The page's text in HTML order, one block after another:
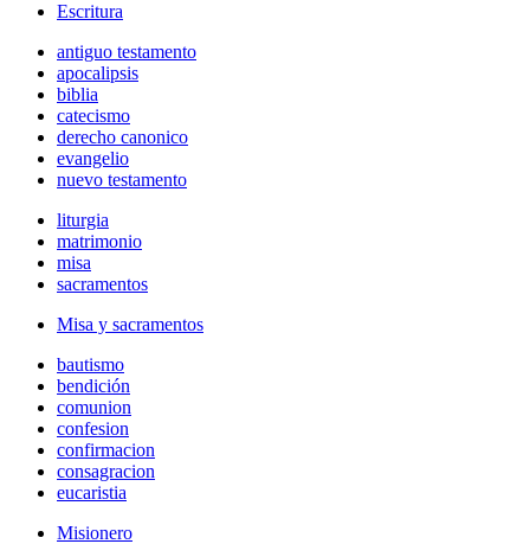
Escritura
antiguo testamento
apocalipsis
biblia
catecismo
derecho canonico
evangelio
nuevo testamento
liturgia
matrimonio
misa
sacramentos
Misa y sacramentos
bautismo
bendición
comunion
confesion
confirmacion
consagracion
eucaristia
Misionero